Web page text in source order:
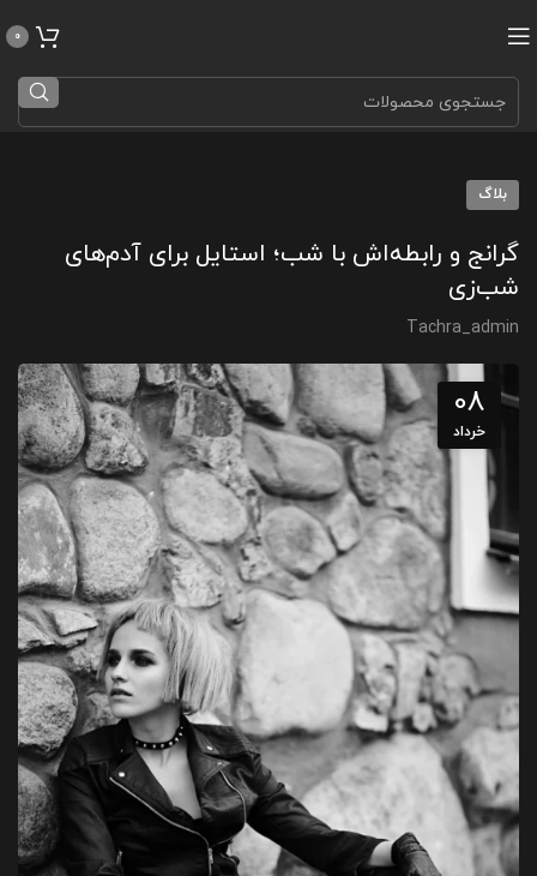
0
بلاگ
گرانج و رابطه‌اش با شب؛ استایل برای آدم‌های
شب‌زی
Tachra_admin
08
خرداد